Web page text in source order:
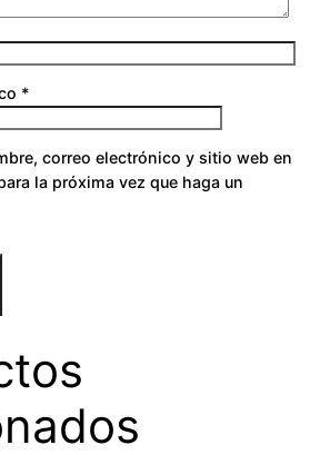
*
correo electrónico y sitio web en
la próxima vez que haga un